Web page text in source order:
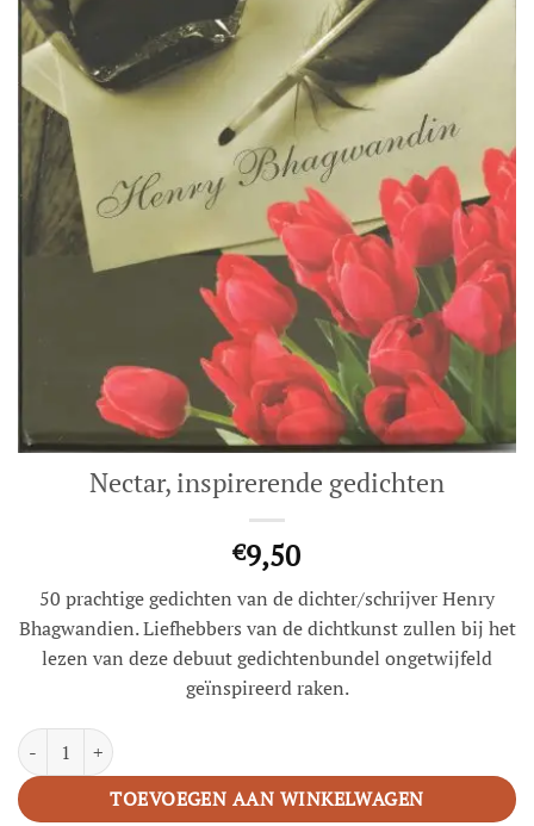
Nectar, inspirerende gedichten
€9,50
50 prachtige gedichten van de dichter/schrijver Henry
Bhagwandien. Liefhebbers van de dichtkunst zullen bij het
lezen van deze debuut gedichtenbundel ongetwijfeld
geïnspireerd raken.
Nectar, inspirerende gedichten aantal
TOEVOEGEN AAN WINKELWAGEN